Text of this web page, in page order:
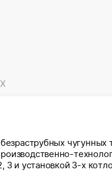
чугунных
и установкой 3-х